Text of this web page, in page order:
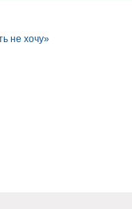
не хочу»